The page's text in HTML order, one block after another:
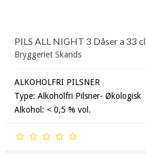
PILS ALL NIGHT 3 Dåser a 33 cl
Bryggeriet Skands
ALKOHOLFRI PILSNER
Type: Alkoholfri Pilsner- Økologisk
Alkohol: < 0,5 % vol.